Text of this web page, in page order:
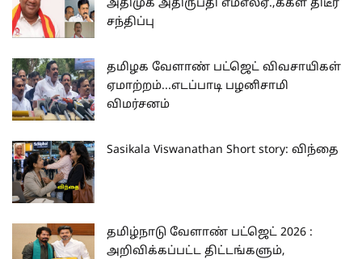
அதிமுக அதிருப்தி எம்எல்ஏ.,க்கள் திடீர்
சந்திப்பு
தமிழக வேளாண் பட்ஜெட் விவசாயிகள்
ஏமாற்றம்...எடப்பாடி பழனிசாமி
விமர்சனம்
Sasikala Viswanathan Short story: விந்தை
தமிழ்நாடு வேளாண் பட்ஜெட் 2026 :
அறிவிக்கப்பட்ட திட்டங்களும்,